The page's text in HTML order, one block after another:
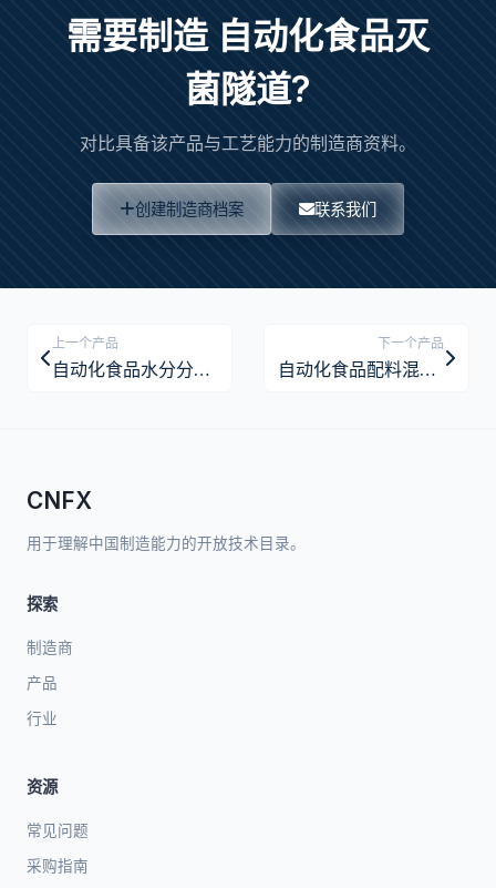
需要制造 自动化食品灭
菌隧道?
对比具备该产品与工艺能力的制造商资料。
创建制造商档案 联系我们
上一个产品
自动化食品水分分析仪
下一个产品
自动化食品配料混合系统
CNFX
用于理解中国制造能力的开放技术目录。
探索
制造商
产品
行业
资源
常见问题
采购指南